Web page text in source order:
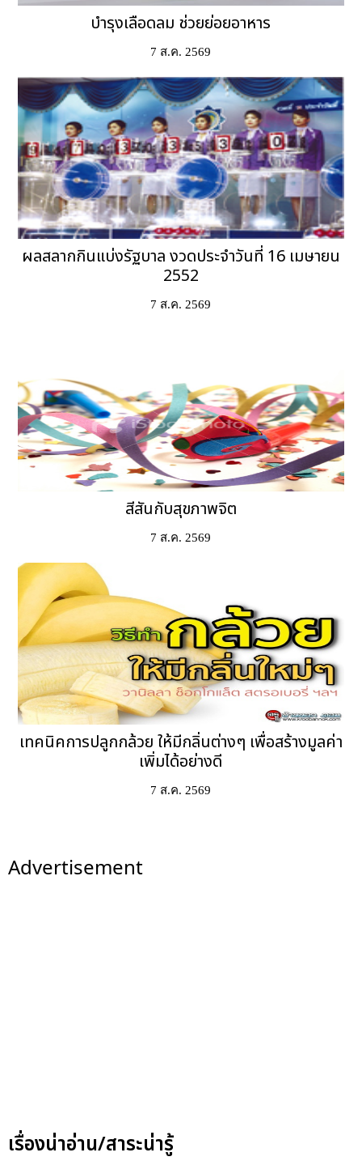
บำรุงเลือดลม ช่วยย่อยอาหาร
7 ส.ค. 2569
ผลสลากกินแบ่งรัฐบาล งวดประจำวันที่ 16 เมษายน
2552
7 ส.ค. 2569
สีสันกับสุขภาพจิต
7 ส.ค. 2569
เทคนิคการปลูกกล้วย ให้มีกลิ่นต่างๆ เพื่อสร้างมูลค่า
เพิ่มได้อย่างดี
7 ส.ค. 2569
Advertisement
เรื่องน่าอ่าน/สาระน่ารู้